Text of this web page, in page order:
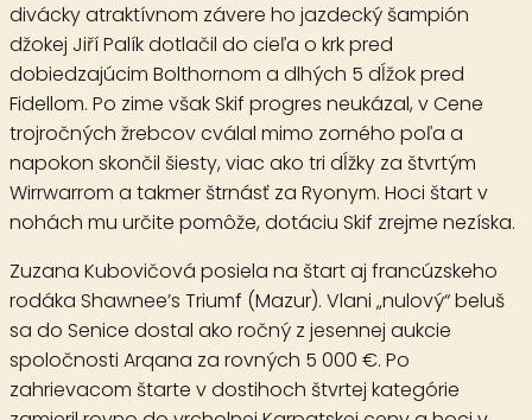
divácky atraktívnom závere ho jazdecký šampión
džokej Jiří Palík dotlačil do cieľa o krk pred
dobiedzajúcim Bolthornom a dlhých 5 dĺžok pred
Fidellom. Po zime však Skif progres neukázal, v Cene
trojročných žrebcov cválal mimo zorného poľa a
napokon skončil šiesty, viac ako tri dĺžky za štvrtým
Wirrwarrom a takmer štrnásť za Ryonym. Hoci štart v
nohách mu určite pomôže, dotáciu Skif zrejme nezíska.
Zuzana Kubovičová posiela na štart aj francúzskeho
rodáka Shawnee’s Triumf (Mazur). Vlani „nulový“ beluš
sa do Senice dostal ako ročný z jesennej aukcie
spoločnosti Arqana za rovných 5 000 €. Po
zahrievacom štarte v dostihoch štvrtej kategórie